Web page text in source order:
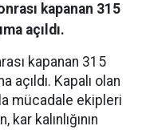
kapanan 315
açıldı.
kapanan 315
açıldı. Kapalı olan
mücadale ekipleri
kar kalınlığının